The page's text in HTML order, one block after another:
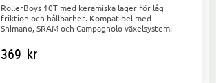
RollerBoys 10T med keramiska lager för låg
friktion och hållbarhet. Kompatibel med
Shimano, SRAM och Campagnolo växelsystem.
369 kr